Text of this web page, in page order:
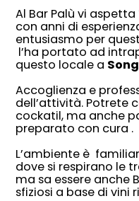
Al Bar Palù vi aspetta
con anni di
entusiasmo per
l’ha portato ad
questo locale a
Accoglienza e
dell’attività. Potrete
cockatil, ma anche
preparato con cura .
L’ambiente è
dove si respirano le
ma sa essere anche
sfiziosi a base di vini